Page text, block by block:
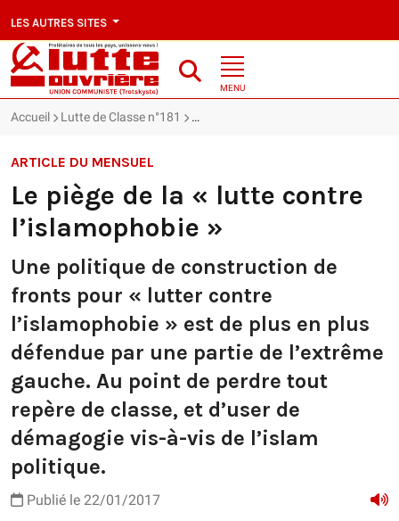
LES AUTRES SITES
MENU
Accueil Lutte de Classe n°181 Le piège de la « lutte contre
ARTICLE DU MENSUEL
Le piège de la « lutte contre
l’islamophobie »
Une politique de construction de
fronts pour « lutter contre
l’islamophobie » est de plus en plus
défendue par une partie de l’extrême
gauche. Au point de perdre tout
repère de classe, et d’user de
démagogie vis-à-vis de l’islam
politique.
Publié le 22/01/2017